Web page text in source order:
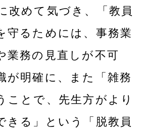
改めて気づき、「教員
守るためには、事務業
業務の見直しが不可
が明確に、また「雑務
ことで、先生方がより
きる」という「脱教員